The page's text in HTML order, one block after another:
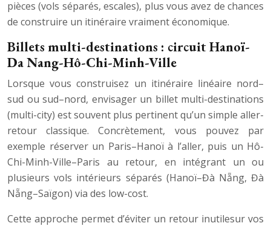
pièces (vols séparés, escales), plus vous avez de chances
de construire un itinéraire vraiment économique.
Billets multi-destinations : circuit Hanoï-
Da Nang-Hô-Chi-Minh-Ville
Lorsque vous construisez un itinéraire linéaire nord–
sud ou sud–nord, envisager un billet multi-destinations
(multi-city) est souvent plus pertinent qu’un simple aller-
retour classique. Concrètement, vous pouvez par
exemple réserver un Paris–Hanoï à l’aller, puis un Hô-
Chi-Minh-Ville–Paris au retour, en intégrant un ou
plusieurs vols intérieurs séparés (Hanoï–Đà Nẵng, Đà
Nẵng–Saïgon) via des low-cost.
Cette approche permet d’éviter un retour inutilesur vos